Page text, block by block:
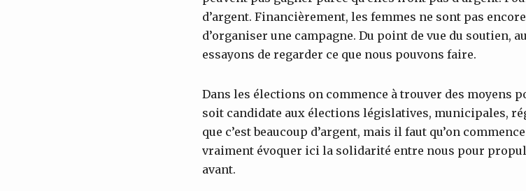
d’argent. Financièrement, les femmes ne sont pas
d’organiser une campagne. Du point de vue du soutien,
essayons de regarder ce que nous pouvons faire.
Dans les élections on commence à trouver des moyens
soit candidate aux élections législatives, municipales,
que c’est beaucoup d’argent, mais il faut qu’on
vraiment évoquer ici la solidarité entre nous pour
avant.